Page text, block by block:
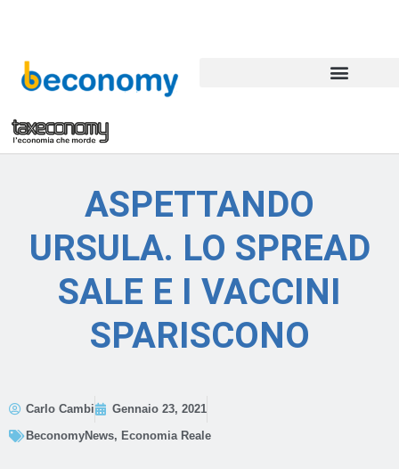
ASPETTANDO
URSULA. LO SPREAD
SALE E I VACCINI
SPARISCONO
Carlo Cambi
Gennaio 23, 2021
BeconomyNews, Economia Reale